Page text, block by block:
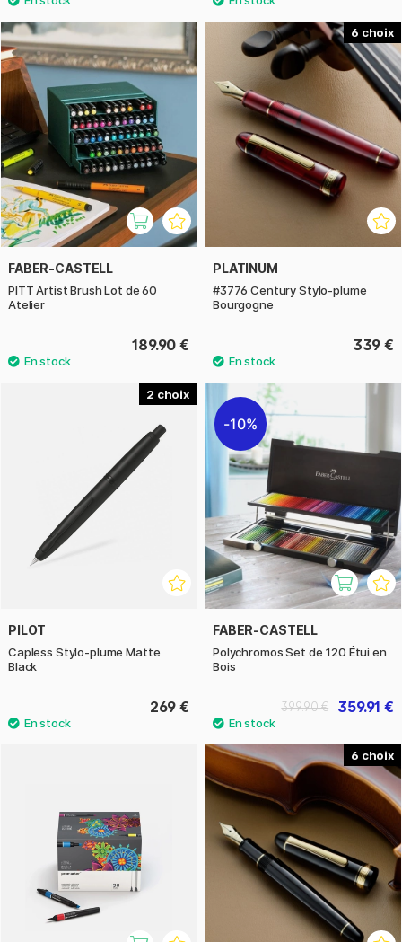
FABER-CASTELL
PITT Artist Brush Lot de 60
Atelier
189.90 €
6
PLATINUM
#3776 Century Stylo-plume
Bourgogne
339 €
2
PILOT
Capless Stylo-plume Matte
Black
269 €
10%
FABER-CASTELL
Polychromos Set de 120 Étui en
Bois
359.91 €
399.90 €
6